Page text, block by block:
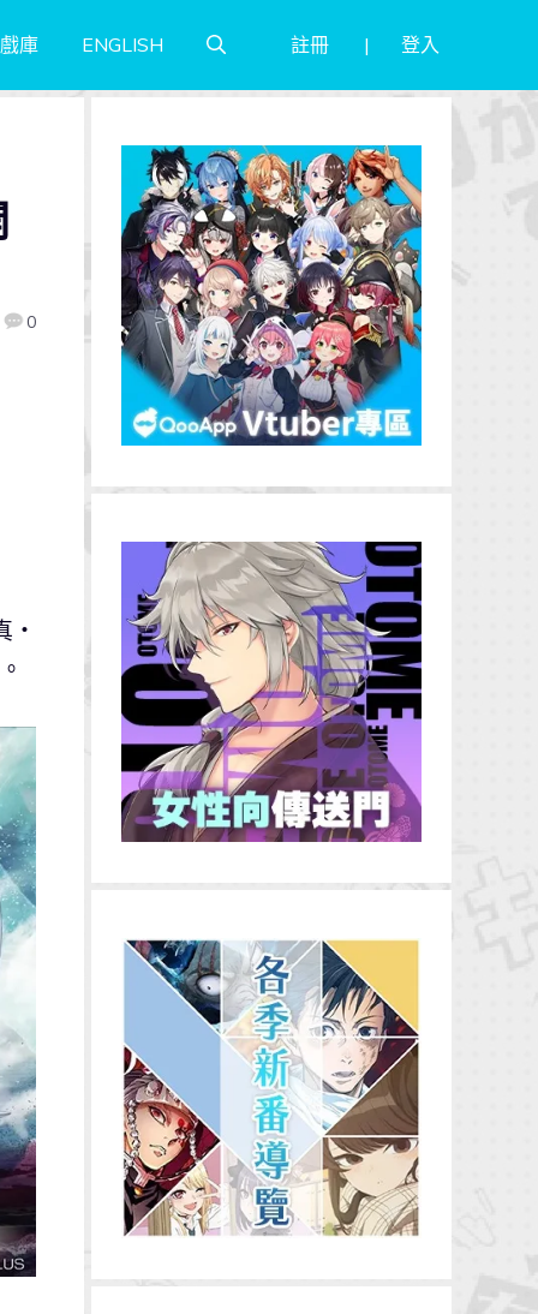
庫 ENGLISH 註冊 登入
0
・